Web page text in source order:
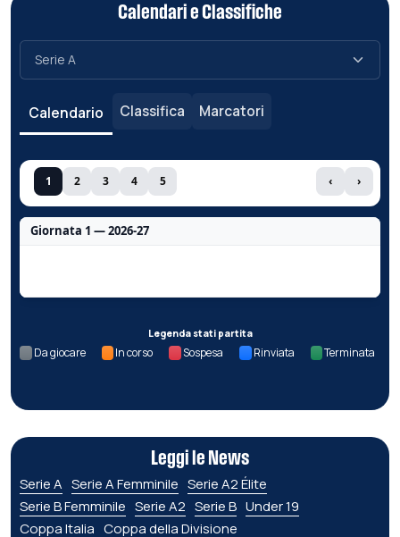
Calendari e Classifiche
Calendario Classifica Marcatori
1 2 3 4 5 ‹ ›
Giornata 1 — 2026-27
Legenda stati partita
Da giocare In corso Sospesa Rinviata Terminata
Leggi le News
Serie A Serie A Femminile Serie A2 Élite
Serie B Femminile Serie A2 Serie B Under 19
Coppa Italia Coppa della Divisione